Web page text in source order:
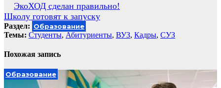
Навигация
по
записям
ЭкоХОД сделан правильно!
Школу готовят к запуску
Раздел: Образование
Темы: Cтуденты, Абитуриенты, ВУЗ, Кадры, СУЗ
Похожая запись
Образование